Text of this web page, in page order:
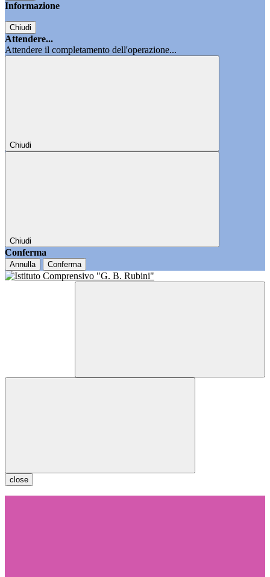
Informazione
Chiudi
Attendere...
Attendere il completamento dell'operazione...
Chiudi
Chiudi
Conferma
Annulla Conferma
close